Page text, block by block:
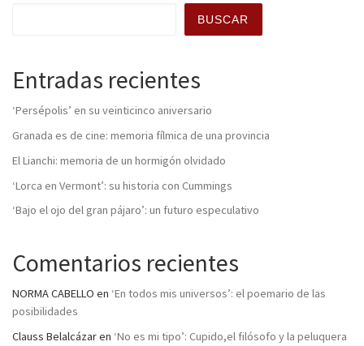
BUSCAR
Entradas recientes
‘Persépolis’ en su veinticinco aniversario
Granada es de cine: memoria fílmica de una provincia
El Lianchi: memoria de un hormigón olvidado
‘Lorca en Vermont’: su historia con Cummings
‘Bajo el ojo del gran pájaro’: un futuro especulativo
Comentarios recientes
NORMA CABELLO en ‘En todos mis universos’: el poemario de las
posibilidades
Clauss Belalcázaren ‘No es mi tipo’: Cupido,el filósofo y la peluquera